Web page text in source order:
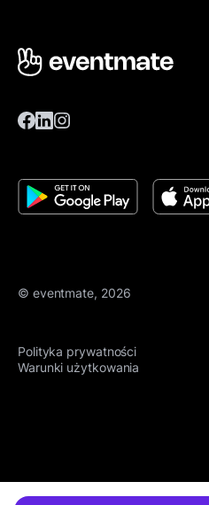
© eventmate, 2026
Polityka prywatności
Warunki użytkowania